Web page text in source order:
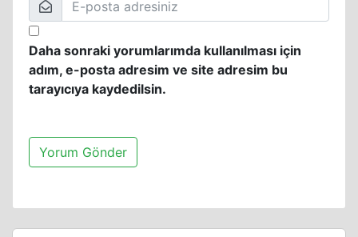
Daha sonraki yorumlarımda kullanılması için
adım, e-posta adresim ve site adresim bu
tarayıcıya kaydedilsin.